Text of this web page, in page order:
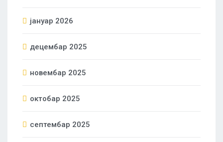
јануар 2026
децембар 2025
новембар 2025
октобар 2025
септембар 2025